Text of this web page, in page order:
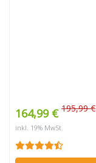
164,99 € 195,99 €
inkl. 19% MwSt.